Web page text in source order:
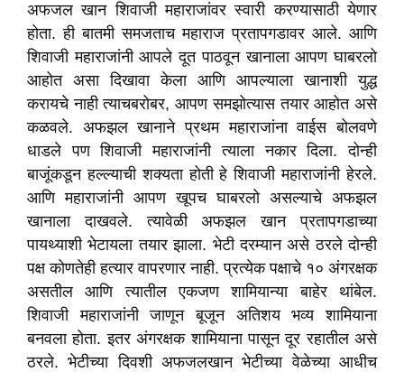
अफजल खान शिवाजी महाराजांवर स्वारी करण्यासाठी येणार
होता. ही बातमी समजताच महाराज प्रतापगडावर आले. आणि
शिवाजी महाराजांनी आपले दूत पाठवून खानाला आपण घाबरलो
आहोत असा दिखावा केला आणि आपल्याला खानाशी युद्ध
करायचे नाही त्याचबरोबर, आपण समझोत्यास तयार आहोत असे
कळवले. अफझल खानाने प्रथम महाराजांना वाईस बोलवणे
धाडले पण शिवाजी महाराजांनी त्याला नकार दिला. दोन्ही
बाजूंकडून हल्ल्याची शक्यता होती हे शिवाजी महाराजांनी हेरले.
आणि महाराजांनी आपण खूपच घाबरलो असल्याचे अफझल
खानाला दाखवले. त्यावेळी अफझल खान प्रतापगडाच्या
पायथ्याशी भेटायला तयार झाला. भेटी दरम्यान असे ठरले दोन्ही
पक्ष कोणतेही हत्यार वापरणार नाही. प्रत्येक पक्षाचे १० अंगरक्षक
असतील आणि त्यातील एकजण शामियान्या बाहेर थांबेल.
शिवाजी महाराजांनी जाणून बूजून अतिशय भव्य शामियाना
बनवला होता. इतर अंगरक्षक शामियाना पासून दूर रहातील असे
ठरले. भेटीच्या दिवशी अफजलखान भेटीच्या वेळेच्या आधीच